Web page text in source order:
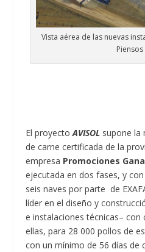
Vista aérea de las nuevas
Piensos
El proyectoAVISOL supone la
de carne certificada de la
empresa Promociones
ejecutada en dos fases, y
seis naves por parte de
líder en el diseño y
e instalaciones técnicas– con
ellas, para 28 000 pollos de
con un mínimo de 56 días de